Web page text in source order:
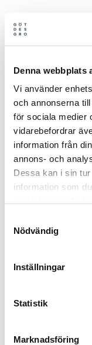
Denna webbplats
Vi använder
och annonserna
för sociala medier
vidarebefordrar
information från
annons- och
Dessa kan i sin
information som
Nödvändig
Inställningar
Statistik
Marknadsföring
Kan ikke finne det du
Søk
etter: